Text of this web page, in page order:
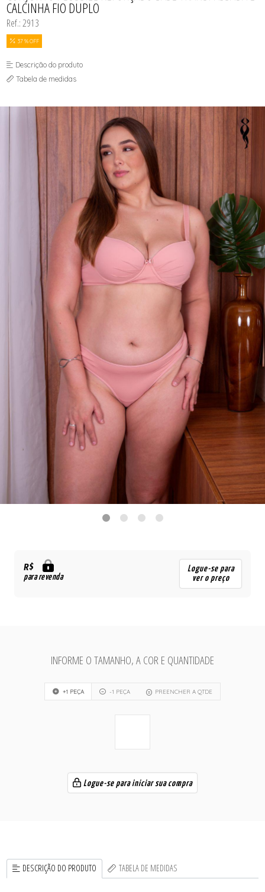
CALCINHA FIO DUPLO
Ref.: 2913
37 % OFF
Descrição do produto
Tabela de medidas
R$
para revenda
Logue-se para
ver o preço
INFORME O TAMANHO, A COR E QUANTIDADE
+1 PEÇA -1 PEÇA PREENCHER A QTDE
Logue-se para iniciar sua compra
DESCRIÇÃO DO PRODUTO TABELA DE MEDIDAS